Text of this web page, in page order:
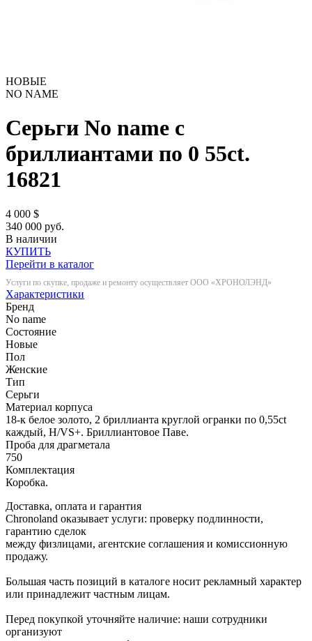
НОВЫЕ
NO NAME
Серьги No name с
бриллиантами по 0 55ct.
16821
4 000 $
340 000 руб.
В наличии
КУПИТЬ
Перейти в каталог
Услуги по скупке, продаже и ремонту осуществляет ООО «ХРОНОЛЭНД»
Характеристики
Бренд
No name
Состояние
Новые
Пол
Женские
Тип
Серьги
Материал корпуса
18-к белое золото, 2 бриллианта круглой огранки по 0,55ct
каждый, H/VS+. Бриллиантовое Паве.
Проба для драгметала
750
Комплектация
Коробка.
Доставка, оплата и гарантия
Chronoland оказывает услуги: проверку подлинности,
гарантию сделок
между физлицами, агентские соглашения и комиссионную
продажу.
Большая часть позиций в каталоге носит рекламный характер
или принадлежит частным лицам.
Перед покупкой уточняйте наличие: наши сотрудники
организуют